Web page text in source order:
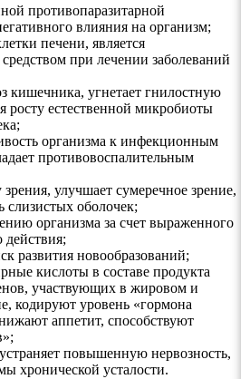
противопаразитарной
влияния на организм;
печени, является
при лечении заболеваний
кишечника, угнетает гнилостную
росту естественной микробиоты
организма к инфекционным
противовоспалительным
улучшает сумеречное зрение,
слизистых оболочек;
организма за счет выраженного
действия;
развития новообразований;
кислоты в составе продукта
участвующих в жировом и
кодируют уровень «гормона
аппетит, способствуют
повышенную нервозность,
хронической усталости.